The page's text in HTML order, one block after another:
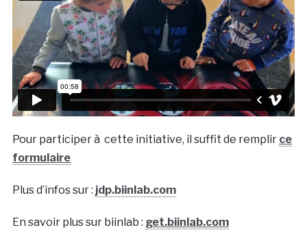
Pour participer à cette initiative, il suffit de remplir ce
formulaire
Plus d’infos sur : jdp.biinlab.com
En savoir plus sur biinlab : get.biinlab.com